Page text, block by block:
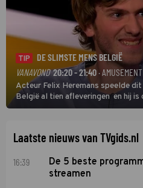
TIP
DE SLIMSTE MENS BELGIË
VANAVOND 20:20 - 21:40· AMUSEMENT
Acteur Felix Heremans speelde
België al tien afleveringen en hij
deze seizoensfinale. En er is
Laatste nieuws van TVgids.nl
16:39
De 5 beste
streamen